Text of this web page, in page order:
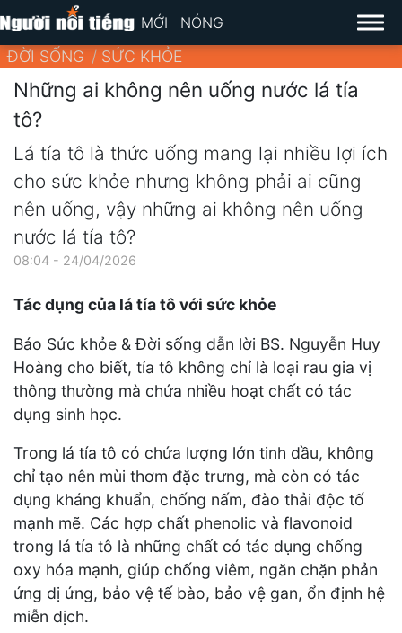
MỚI NÓNG
ĐỜI SỐNG SỨC KHỎE
Những ai không nên uống nước lá tía
tô?
Lá tía tô là thức uống mang lại nhiều lợi ích
cho sức khỏe nhưng không phải ai cũng
nên uống, vậy những ai không nên uống
nước lá tía tô?
08:04 - 24/04/2026
Tác dụng của lá tía tô với sức khỏe
Báo Sức khỏe & Đời sống dẫn lời BS. Nguyễn Huy
Hoàng cho biết, tía tô không chỉ là loại rau gia vị
thông thường mà chứa nhiều hoạt chất có tác
dụng sinh học.
Trong lá tía tô có chứa lượng lớn tinh dầu, không
chỉ tạo nên mùi thơm đặc trưng, mà còn có tác
dụng kháng khuẩn, chống nấm, đào thải độc tố
mạnh mẽ. Các hợp chất phenolic và flavonoid
trong lá tía tô là những chất có tác dụng chống
oxy hóa mạnh, giúp chống viêm, ngăn chặn phản
ứng dị ứng, bảo vệ tế bào, bảo vệ gan, ổn định hệ
miễn dịch.